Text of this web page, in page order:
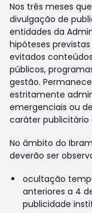
Nos três meses
divulgação de
entidades da
hipóteses
evitados
públicos,
gestão.
estritamente
emergenciais ou
caráter publicitário
No âmbito do
deverão ser
ocultação
anteriores a 4
publicidade